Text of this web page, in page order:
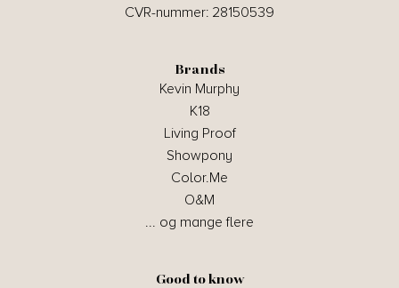
CVR-nummer: 28150539
Brands
Kevin Murphy
K18
Living Proof
Showpony
Color.Me
O&M
... og mange flere
Good to know